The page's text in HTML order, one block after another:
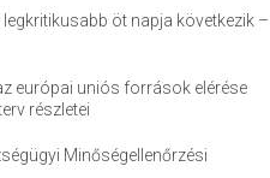
öt napja következik –
európai uniós források elérése
részletei
Minőségellenőrzési